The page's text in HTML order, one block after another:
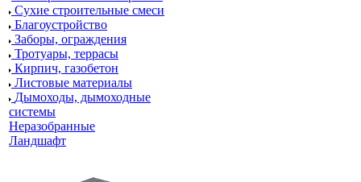
Сухие строительные смеси
Благоустройство
Заборы, ограждения
Тротуары, террасы
Кирпич, газобетон
Листовые материалы
Дымоходы, дымоходные
системы
Неразобранные
Ландшафт